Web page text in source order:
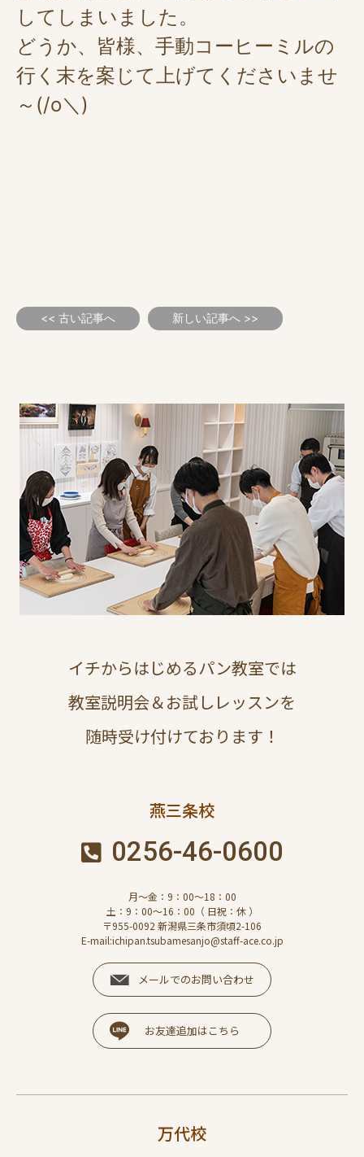
してしまいました。
どうか、皆様、手動コーヒーミルの
行く末を案じて上げてくださいませ
～(/o＼)
<< 古い記事へ 新しい記事へ >>
イチからはじめるパン教室では
教室説明会＆お試しレッスンを
随時受け付けております！
燕三条校
0256-46-0600
月～金：9：00～18：00
土：9：00～16：00（ 日祝：休 ）
〒955-0092 新潟県三条市須頃2-106
E-mail:ichipan.tsubamesanjo@staff-ace.co.jp
メールでのお問い合わせ
お友達追加はこちら
万代校